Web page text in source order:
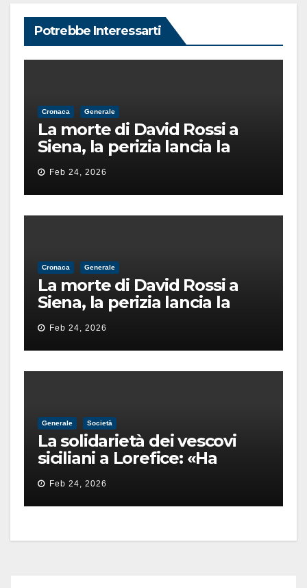
Potrebbe Interessarti
Cronaca Generale
La morte di David Rossi a
Siena, la perizia lancia la
pista di un’intimidazione
finita male
Feb 24, 2026
Cronaca Generale
La morte di David Rossi a
Siena, la perizia lancia la
pista di un’intimidazione
finita male
Feb 24, 2026
Generale Società
La solidarietà dei vescovi
siciliani a Lorefice: «Ha
difeso il valore e la dignità
dell’umanità»
Feb 24, 2026